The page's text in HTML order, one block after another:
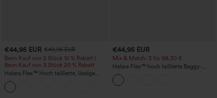
€44,95 EUR €49,95 EUR
Beim Kauf von 2 Stück 10 % Rabatt |
Beim Kauf von 3 Stück 20 % Rabatt
Halara Flex™ Hoch taillierte, lässige
Jeans mit Taschen, umgekrempeltem
Saum, weitem Bein und verwaschenem
Finish
€44,95 EUR
Mix & Match: 3 für 88,30 €
Halara Flex™ hoch taillierte Baggy-
Jeans mit Taschen, weitem Bein,
stonewashed, lässig